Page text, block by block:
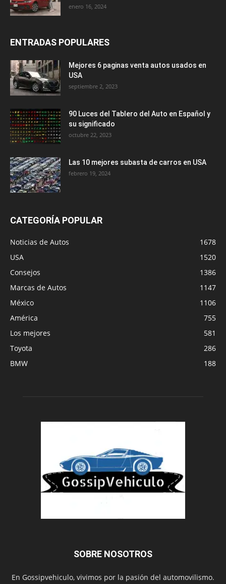
enero 16, 2024
ENTRADAS POPULARES
Mejores 6 paginas venta autos usados en
USA
septiembre 2, 2023
90 Luces del Tablero del Auto en Español y
su significado
octubre 22, 2023
Las 10 mejores subasta de carros en USA
febrero 19, 2024
CATEGORÍA POPULAR
Noticias de Autos
1678
USA
1520
Consejos
1386
Marcas de Autos
1147
México
1106
América
755
Los mejores
581
Toyota
286
BMW
188
SOBRE NOSOTROS
En Gossipvehiculo, vivimos por la pasión del automovilismo.